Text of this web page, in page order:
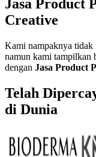
Jasa Product
Creative
Kami nampaknya tidak
namun kami tampilkan
dengan Jasa Product
Telah
di Dunia